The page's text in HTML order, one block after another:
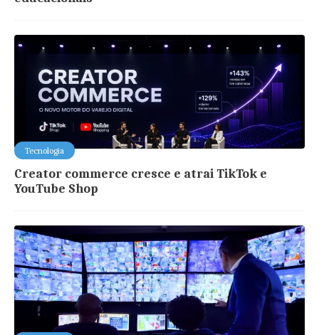
Tecnologia
Creator commerce cresce e atrai TikTok e
YouTube Shop